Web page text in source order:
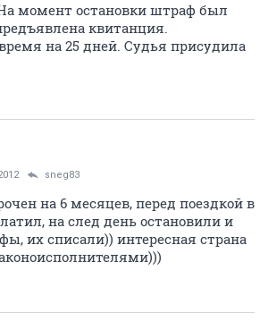
момент остановки штраф был
квитанция.
на 25 дней. Судья присудила
sneg83
на 6 месяцев, перед поездкой в
на след день остановили и
их списали)) интересная страна